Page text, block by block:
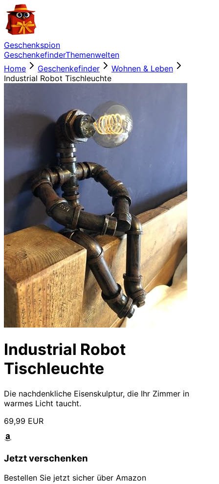
Geschenkspion
GeschenkefinderThemenwelten
Home
Geschenkefinder
Wohnen & Leben
Industrial Robot Tischleuchte
Industrial Robot
Tischleuchte
Die nachdenkliche Eisenskulptur, die Ihr Zimmer in
warmes Licht taucht.
69,99 EUR
Jetzt verschenken
Bestellen Sie jetzt sicher über Amazon